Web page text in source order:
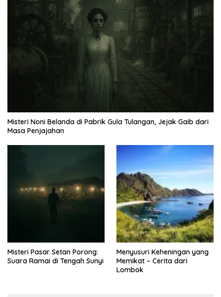
Misteri Noni Belanda di Pabrik Gula Tulangan, Jejak Gaib dari
Masa Penjajahan
Misteri Pasar Setan Porong:
Suara Ramai di Tengah Sunyi
Menyusuri Keheningan yang
Memikat – Cerita dari
Lombok